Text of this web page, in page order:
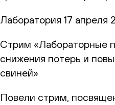
Лаборатория 17 апреля
Стрим «Лабораторные
снижения потерь и
свиней»
Повели стрим,